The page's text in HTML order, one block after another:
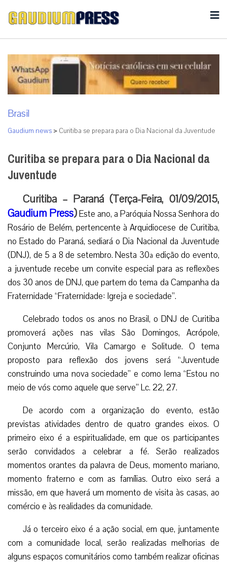
Brasil
Gaudium news > Curitiba se prepara para o Dia Nacional da Juventude
Curitiba se prepara para o Dia Nacional da
Juventude
Curitiba – Paraná (Terça-Feira, 01/09/2015,
Gaudium Press)Este ano, a Paróquia Nossa Senhora do
Rosário de Belém, pertencente à Arquidiocese de Curitiba,
no Estado do Paraná, sediará o Dia Nacional da Juventude
(DNJ), de 5 a 8 de setembro. Nesta 30ª edição do evento,
a juventude recebe um convite especial para as reflexões
dos 30 anos de DNJ, que partem do tema da Campanha da
Fraternidade “Fraternidade: Igreja e sociedade”.
Celebrado todos os anos no Brasil, o DNJ de Curitiba
promoverá ações nas vilas São Domingos, Acrópole,
Conjunto Mercúrio, Vila Camargo e Solitude. O tema
proposto para reflexão dos jovens será “Juventude
construindo uma nova sociedade” e como lema “Estou no
meio de vós como aquele que serve” Lc. 22, 27.
De acordo com a organização do evento, estão
previstas atividades dentro de quatro grandes eixos. O
primeiro eixo é a espiritualidade, em que os participantes
serão convidados a celebrar a fé. Serão realizados
momentos orantes da palavra de Deus, momento mariano,
momento fraterno e com as famílias. Outro eixo será a
missão, em que haverá um momento de visita às casas, ao
comércio e às realidades da comunidade.
Já o terceiro eixo é a ação social, em que, juntamente
com a comunidade local, serão realizadas melhorias de
alguns espaços comunitários como também realizar oficinas